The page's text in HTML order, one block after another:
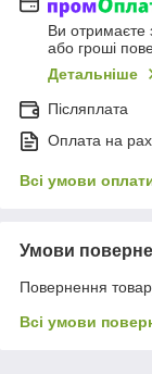
Ви отримаєте
або гроші
Детальніше
Післяплата
Оплата на
Всі умови
Умови
Повернення
Всі умови